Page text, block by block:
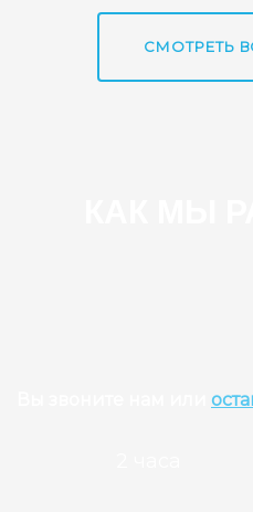
СМОТРЕТЬ